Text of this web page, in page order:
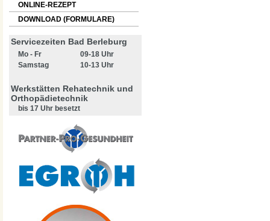
ONLINE-REZEPT
DOWNLOAD (FORMULARE)
Servicezeiten Bad Berleburg
Mo - Fr
Samstag
09-18 Uhr
10-13 Uhr
Werkstätten Rehatechnik und
Orthopädietechnik
bis 17 Uhr besetzt